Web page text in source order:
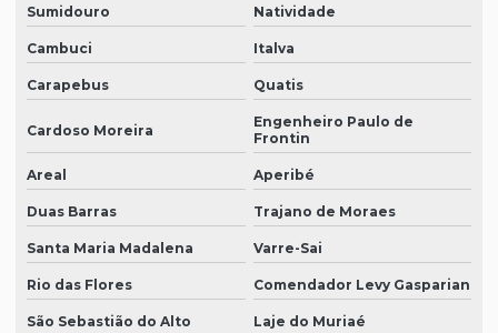
Sumidouro Natividade
Cambuci Italva
Carapebus Quatis
Cardoso Moreira
Engenheiro Paulo de
Frontin
Areal Aperibé
Duas Barras Trajano de Moraes
Santa Maria Madalena Varre-Sai
Rio das Flores Comendador Levy Gasparian
São Sebastião do Alto Laje do Muriaé